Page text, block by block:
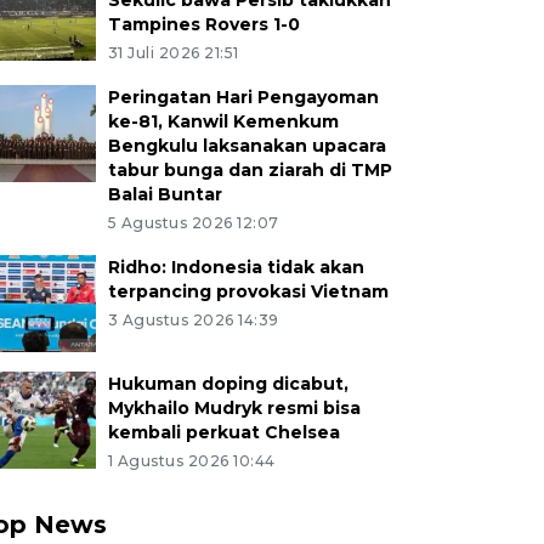
Tampines Rovers 1-0
31 Juli 2026 21:51
Peringatan Hari Pengayoman
ke-81, Kanwil Kemenkum
Bengkulu laksanakan upacara
tabur bunga dan ziarah di TMP
Balai Buntar
5 Agustus 2026 12:07
Ridho: Indonesia tidak akan
terpancing provokasi Vietnam
3 Agustus 2026 14:39
Hukuman doping dicabut,
Mykhailo Mudryk resmi bisa
kembali perkuat Chelsea
1 Agustus 2026 10:44
News